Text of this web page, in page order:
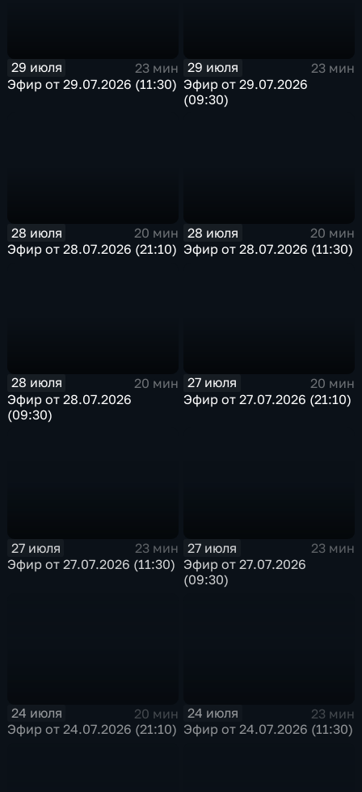
29 июля
23 мин
Эфир от 29.07.2026 (11:30)
29 июля
23 мин
Эфир от 29.07.2026
(09:30)
28 июля
20 мин
Эфир от 28.07.2026 (21:10)
28 июля
20 мин
Эфир от 28.07.2026 (11:30)
28 июля
20 мин
Эфир от 28.07.2026
(09:30)
27 июля
20 мин
Эфир от 27.07.2026 (21:10)
27 июля
23 мин
Эфир от 27.07.2026 (11:30)
27 июля
23 мин
Эфир от 27.07.2026
(09:30)
24 июля
20 мин
Эфир от 24.07.2026 (21:10)
24 июля
23 мин
Эфир от 24.07.2026 (11:30)